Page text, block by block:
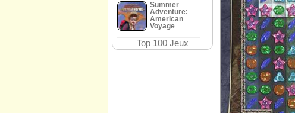
Summer
Adventure:
American
Voyage
Top 100 Jeux